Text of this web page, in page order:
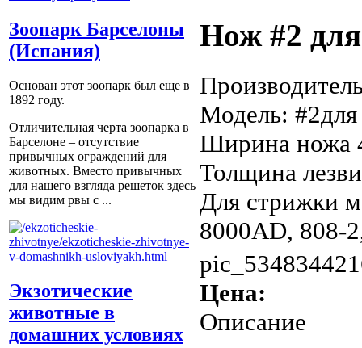
Зоопарк Барселоны
(Испания)
Основан этот зоопарк был еще в
1892 году.
Отличительная черта зоопарка в
Барселоне – отсутствие
привычных ограждений для
животных. Вместо привычных
для нашего взгляда решеток здесь
мы видим рвы с ...
Экзотические
животные в
домашних условиях
Нож #2
Модель:
Ширина ножа
Толщина
Для стрижки
8000AD, 808-
Цена:
Описание